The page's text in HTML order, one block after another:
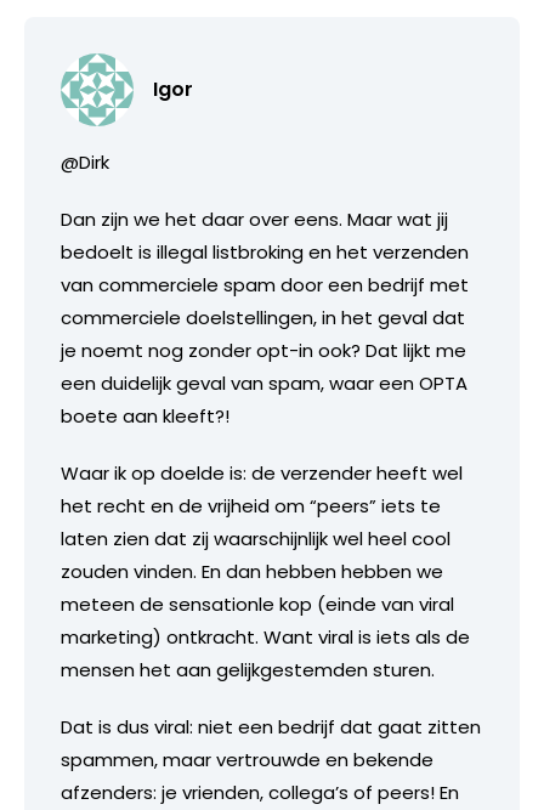
Igor
@Dirk
Dan zijn we het daar over eens. Maar wat jij
bedoelt is illegal listbroking en het verzenden
van commerciele spam door een bedrijf met
commerciele doelstellingen, in het geval dat
je noemt nog zonder opt-in ook? Dat lijkt me
een duidelijk geval van spam, waar een OPTA
boete aan kleeft?!
Waar ik op doelde is: de verzender heeft wel
het recht en de vrijheid om “peers” iets te
laten zien dat zij waarschijnlijk wel heel cool
zouden vinden. En dan hebben hebben we
meteen de sensationle kop (einde van viral
marketing) ontkracht. Want viral is iets als de
mensen het aan gelijkgestemden sturen.
Dat is dus viral: niet een bedrijf dat gaat zitten
spammen, maar vertrouwde en bekende
afzenders: je vrienden, collega’s of peers! En